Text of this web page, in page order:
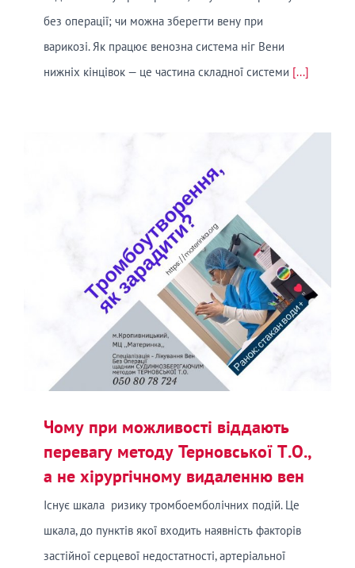
без операції; чи можна зберегти вену при
варикозі. Як працює венозна система ніг Вени
нижніх кінцівок — це частина складної системи [...]
Чому при можливості віддають
перевагу методу Терновської Т.О.,
а не хірургічному видаленню вен
Існує шкала ризику тромбоемболічних подій. Це
шкала, до пунктів якої входить наявність факторів
застійної серцевої недостатності, артеріальної